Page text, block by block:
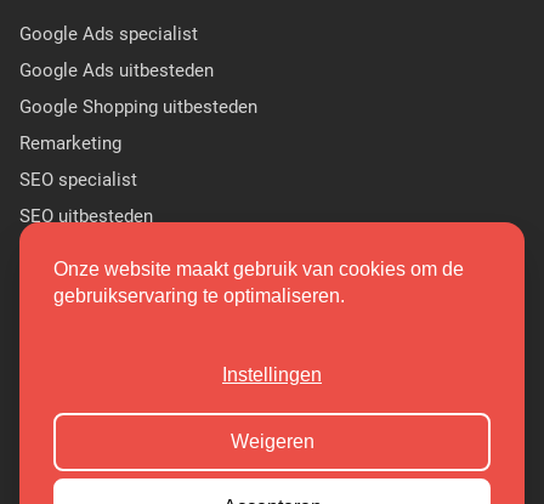
Google Ads specialist
Google Ads uitbesteden
Google Shopping uitbesteden
Remarketing
SEO specialist
SEO uitbesteden
PR linkbuilding
(9.7/10)
Copyright 2026 Markant Internet
Cookieoverzicht
Privacy Policy
Onze website maakt gebruik van cookies om de
gebruikservaring te optimaliseren.
Instellingen
Weigeren